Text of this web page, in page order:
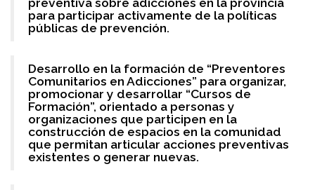
preventiva sobre adicciones en la provincia
para participar activamente de la políticas
públicas de prevención.
Desarrollo en la formación de “Preventores
Comunitarios en Adicciones” para organizar,
promocionar y desarrollar “Cursos de
Formación”, orientado a personas y
organizaciones que participen en la
construcción de espacios en la comunidad
que permitan articular acciones preventivas
existentes o generar nuevas.